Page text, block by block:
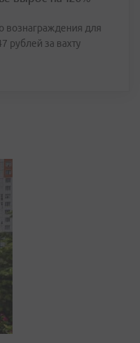
вознаграждения для
рублей за вахту